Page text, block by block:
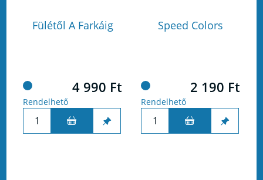
Fülétől A Farkáig
4 990 Ft
Rendelhető
Speed Colors
2 190 Ft
Rendelhető